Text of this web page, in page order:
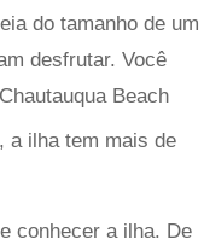
do tamanho de um
desfrutar. Você
Beach
a ilha tem mais de
conhecer a ilha. De